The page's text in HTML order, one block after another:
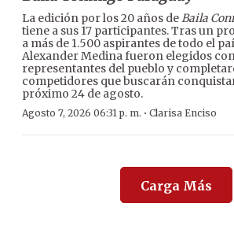
La edición por los 20 años deBaila
tiene a sus 17 participantes. Tras un
a más de 1.500 aspirantes de todo el
Alexander Medina fueron elegidos
representantes del pueblo y
competidores que buscarán
próximo 24 de agosto.
Agosto 7, 2026 06:31 p. m. · Clarisa Enciso
Carga Más